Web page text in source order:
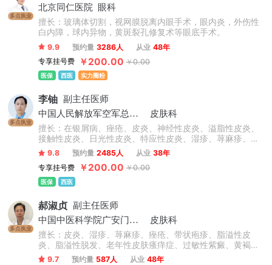
多点执业
北京同仁医院
眼科
擅长：玻璃体切割，视网膜脱离内眼手术，眼内炎，外伤性
白内障，球内异物，黄斑裂孔修复术等眼底手术。
9.9 预约量 3286人 从业 48年
专享挂号费
￥200.00 ￥0.00
医保 西医 实力圈粉
多点执业
李铀 副主任医师
中国人民解放军空军总医院
皮肤科
擅长：在银屑病、痤疮、皮炎、神经性皮炎、溢脂性皮炎、
接触性皮炎、日光性皮炎、特应性皮炎、湿疹、荨麻疹、慢
性荨麻疹、急性荨麻疹、丘疹性荨麻疹、胆碱能性荨麻疹等
心身性皮肤病诊治方面有独到的见解和特色。
9.8 预约量 2485人 从业 38年
专享挂号费
￥200.00 ￥0.00
医保 西医
多点执业
郝淑贞 副主任医师
中国中医科学院广安门医院
皮肤科
擅长：皮炎、湿疹、荨麻疹、痤疮、带状疱疹、脂溢性皮
炎、脂溢性脱发、老年性皮肤瘙痒症、过敏性紫癜、黄褐
斑、银屑病、白癜风、扁平疣等皮肤病的诊断及治疗。
9.7 预约量 587人 从业 48年